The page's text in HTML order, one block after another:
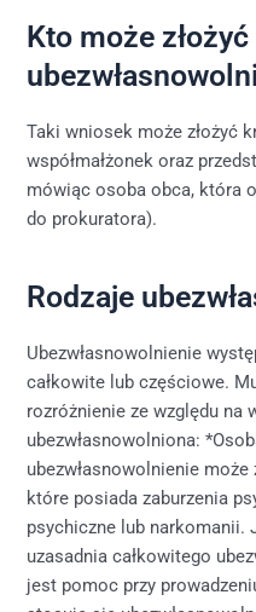
Kto może
Taki wniosek może złożyć
współmałżonek oraz
mówiąc osoba obca, która
do prokuratora).
Rodzaje
Ubezwłasnowolnienie
całkowite lub częściowe.
rozróżnienie ze względu na
ubezwłasnowolniona:
ubezwłasnowolnienie
które posiada zaburzenia
psychiczne lub narkomanii.
uzasadnia całkowitego
jest pomoc przy